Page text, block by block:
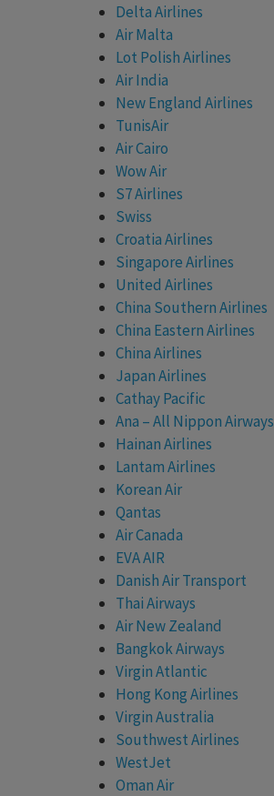
Delta Airlines
Air Malta
Lot Polish Airlines
Air India
New England Airlines
TunisAir
Air Cairo
Wow Air
S7 Airlines
Swiss
Croatia Airlines
Singapore Airlines
United Airlines
China Southern Airlines
China Eastern Airlines
China Airlines
Japan Airlines
Cathay Pacific
Ana – All Nippon Airways
Hainan Airlines
Lantam Airlines
Korean Air
Qantas
Air Canada
EVA AIR
Danish Air Transport
Thai Airways
Air New Zealand
Bangkok Airways
Virgin Atlantic
Hong Kong Airlines
Virgin Australia
Southwest Airlines
WestJet
Oman Air